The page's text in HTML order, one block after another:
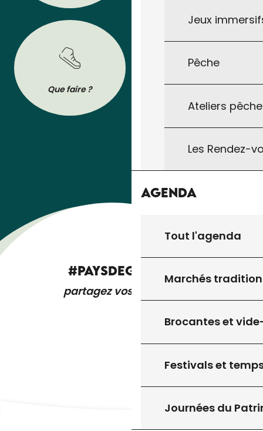
Jeux
Pêche
Ateliers
Les Rendez-
Agenda
Tout l'agenda
Marchés
Brocantes et
Festivals et
Journées du
Que faire ?
BROCHURES
Tout pour préparer votre séjour : les
brochures de l’Office de Tourisme à
#PAYSDEGOURDON
partagez vos expériences